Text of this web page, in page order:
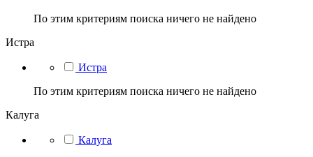
По этим критериям поиска ничего не найдено
Истра
Истра
По этим критериям поиска ничего не найдено
Калуга
Калуга